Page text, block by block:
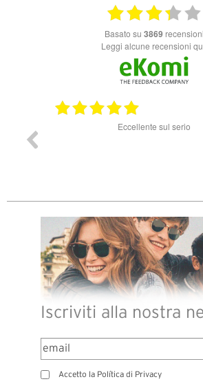
basato su 3869 recensioni
Leggi alcune recensioni
in
Eccellente sul serio
Iscriviti alla nostra
Accetto la Política di Privacy